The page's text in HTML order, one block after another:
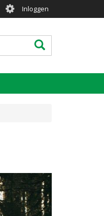
User
account
menu
Inloggen
Zoeken